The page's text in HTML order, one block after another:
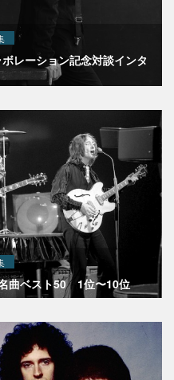
レーション記念対談インタ
曲ベスト50 1位〜10位